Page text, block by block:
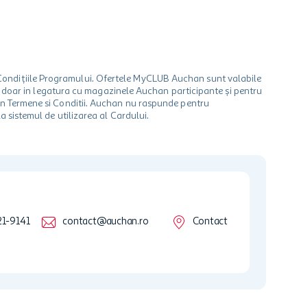
Programului. Ofertele MyCLUB Auchan sunt valabile
in legatura cu magazinele Auchan participante și pentru
si Conditii. Auchan nu raspunde pentru
sistemul de utilizarea al Cardului.
9141 contact@auchan.ro Contact